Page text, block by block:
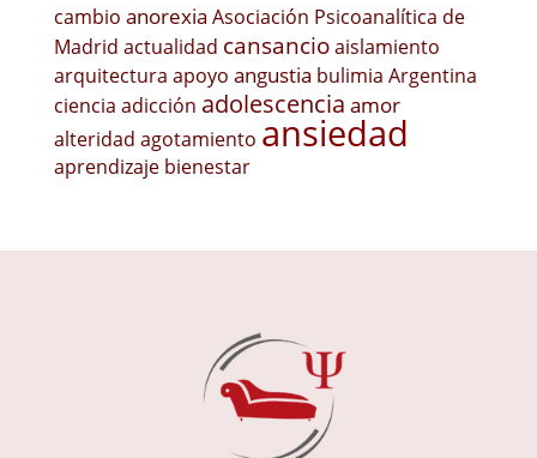
cambio anorexia Asociación Psicoanalítica de
Madrid actualidad cansancioaislamiento
arquitectura apoyo angustia bulimia Argentina
ciencia adicción adolescencia amor
alteridad agotamiento ansiedad
aprendizaje bienestar